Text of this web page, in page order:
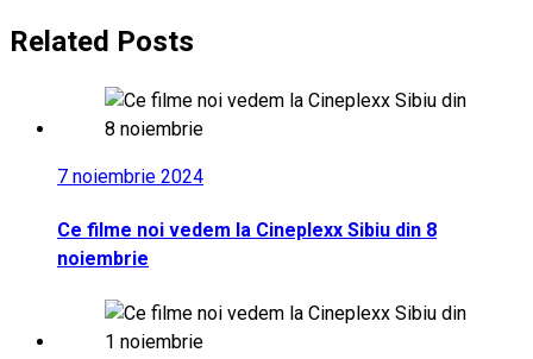
Related Posts
7 noiembrie 2024
Ce filme noi vedem la Cineplexx Sibiu din 8
noiembrie